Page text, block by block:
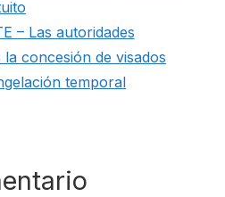
– Las autoridades
concesión de visados
temporal